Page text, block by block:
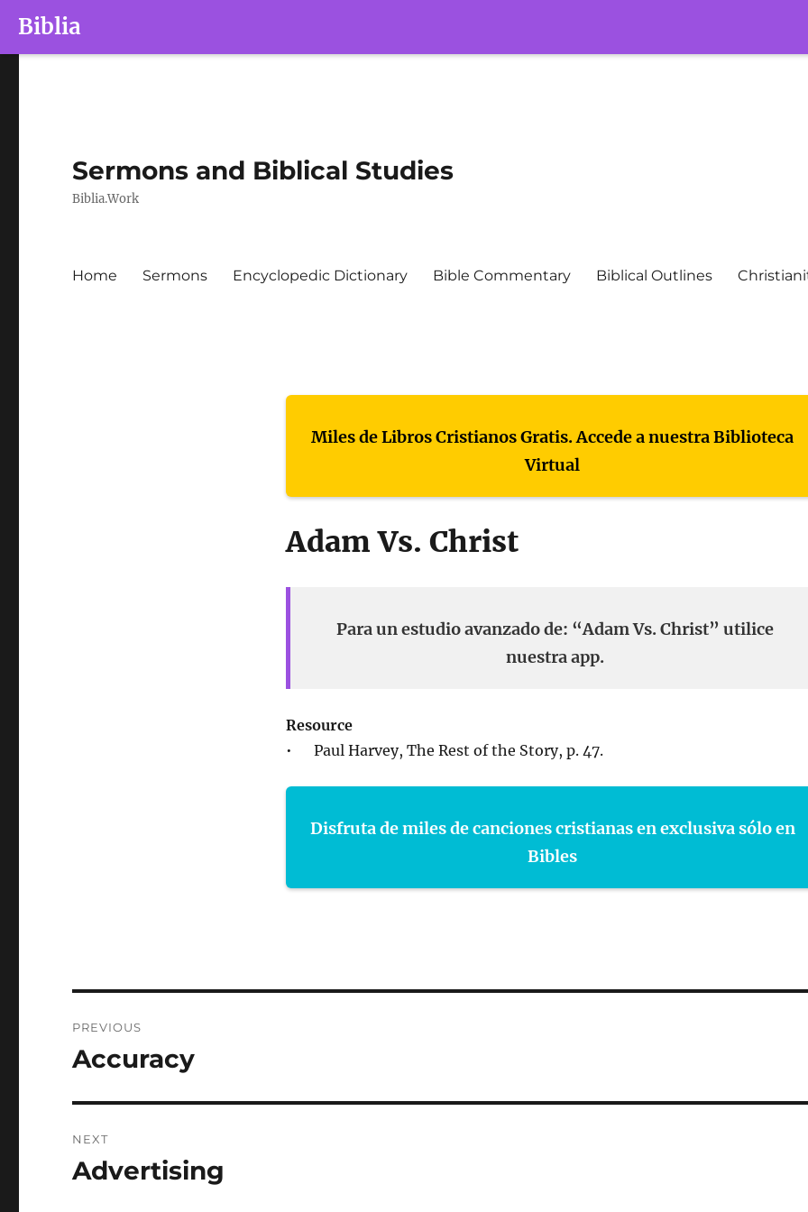
Biblia
Sermons and Biblical Studies
Biblia.Work
Home Sermons Encyclopedic Dictionary Bible Commentary Biblical Outlines
Miles de Libros Cristianos Gratis. Accede a nuestra Biblioteca
Virtual
Adam Vs. Christ
Para un estudio avanzado de: “Adam Vs. Christ” utilice
nuestra app.
Resource
• Paul Harvey, The Rest of the Story, p. 47.
Disfruta de miles de canciones cristianas en exclusiva sólo en
Bibles
navigation
PREVIOUS
Previous
Accuracy
NEXT
Next
Advertising